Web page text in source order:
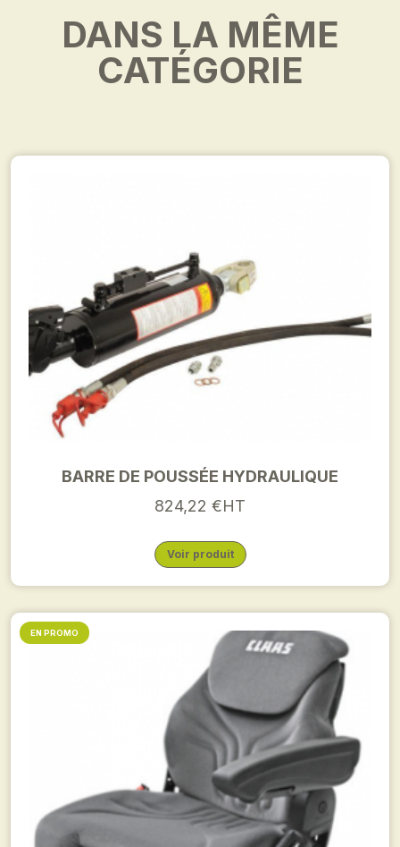
DANS LA MÊME
CATÉGORIE
BARRE DE POUSSÉE HYDRAULIQUE
824,22 €HT
Voir produit
EN PROMO